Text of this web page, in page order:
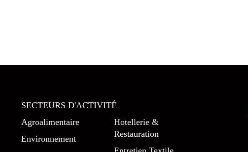
SECTEURS D'ACTIVITÉ
Agroalimentaire
Environnement
Hotellerie &
Restauration